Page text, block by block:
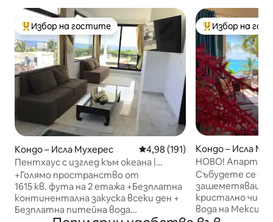
Най-популярен избор на гостите
Избор на гостите
Кондо – Исла Мухерес Средна оценка: 4,98 от 5,
4,98 (191)
Пентхаус с изглед към океана |
Съдействие с количка за голф +
закуска
+Голямо пространство от
1615 кв. фута на 2 етажа +Безплатна
континентална закуска всеки ден +
Безплатна питейна вода
Най-популярен
Избор на
Кондо – Исла
НОВО!
спалня и
басейна и океана
Събудете се с
кристално
вода на